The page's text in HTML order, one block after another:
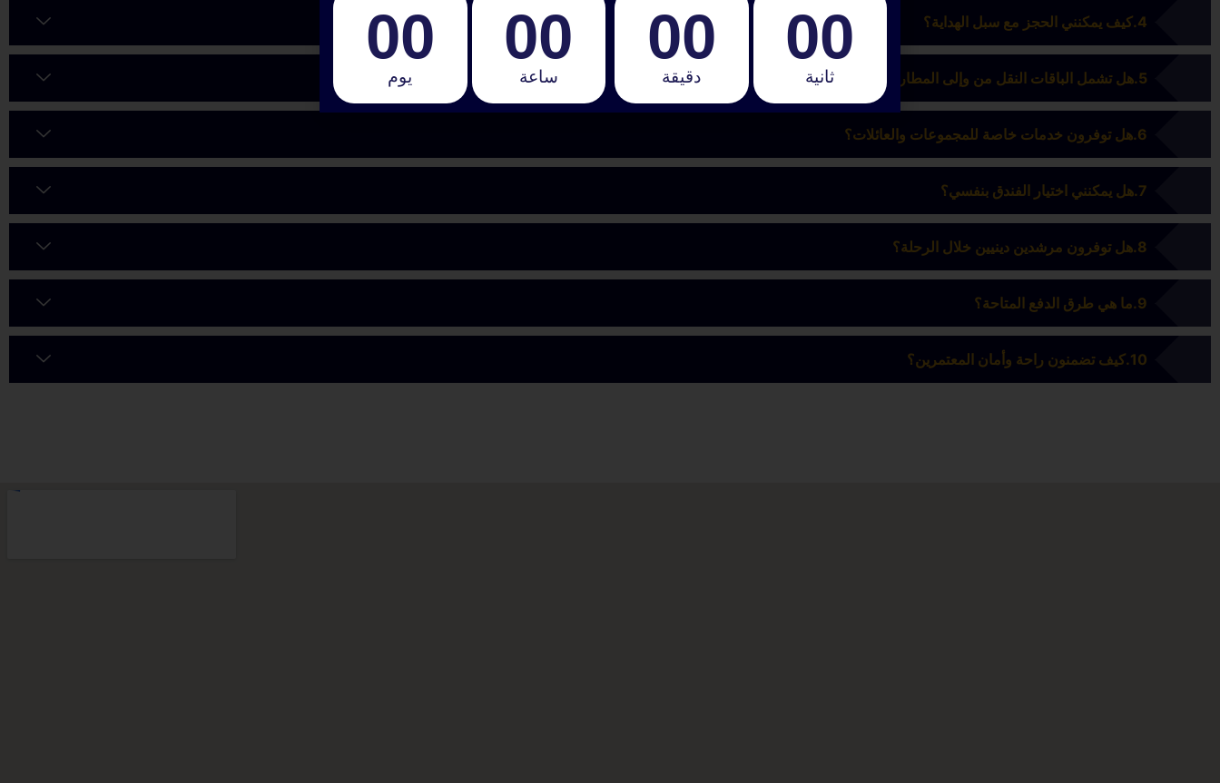
كيف يمكنني الحجز مع سبل الهداية؟
هل تشمل الباقات النقل من وإلى المطار؟
هل توفرون خدمات خاصة للمجموعات والعائلات؟
هل يمكنني اختيار الفندق بنفسي؟
هل توفرون مرشدين دينيين خلال الرحلة؟
ما هي طرق الدفع المتاحة؟
كيف تضمنون راحة وأمان المعتمرين؟
00
يوم
00
ساعة
00
دقيقة
00
ثانية